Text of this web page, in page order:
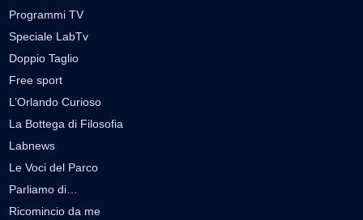
Programmi TV
Speciale LabTv
Doppio Taglio
Free sport
L’Orlando Curioso
La Bottega di Filosofia
Labnews
Le Voci del Parco
Parliamo di…
Ricomincio da me